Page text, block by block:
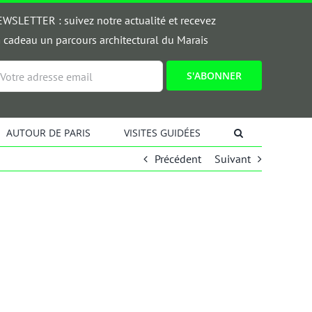
: suivez notre actualité et recevez
cadeau un parcours architectural du Marais
AUTOUR DE PARIS VISITES GUIDÉES
Précédent Suivant